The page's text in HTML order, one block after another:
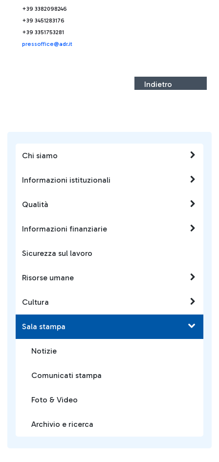
Chi siamo
Informazioni istituzionali
Qualità
Informazioni finanziarie
Sicurezza sul lavoro
Risorse umane
Cultura
Sala stampa
Notizie
Comunicati stampa
Foto & Video
Archivio e ricerca
+39 3382098246
+39 3451283176
+39 3351753281
pressoffice@adr.it
Indietro